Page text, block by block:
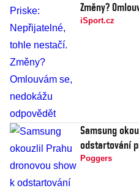
Změny?
iSport.cz
Samsung
odstartování
Poggers